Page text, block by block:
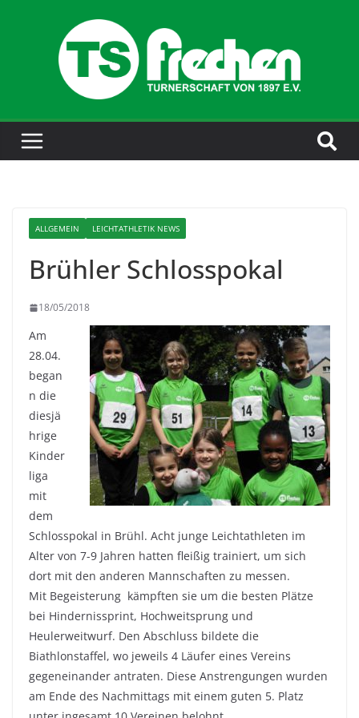
ALLGEMEIN LEICHTATHLETIK NEWS
Brühler Schlosspokal
18/05/2018
Am
28.04.
began
n die
diesjä
hrige
Kinder
liga
mit
dem
Schlosspokal in Brühl. Acht junge Leichtathleten im
Alter von 7-9 Jahren hatten fleißig trainiert, um sich
dort mit den anderen Mannschaften zu messen.
Mit Begeisterung kämpften sie um die besten Plätze
bei Hindernissprint, Hochweitsprung und
Heulerweitwurf. Den Abschluss bildete die
Biathlonstaffel, wo jeweils 4 Läufer eines Vereins
gegeneinander antraten. Diese Anstrengungen wurden
am Ende des Nachmittags mit einem guten 5. Platz